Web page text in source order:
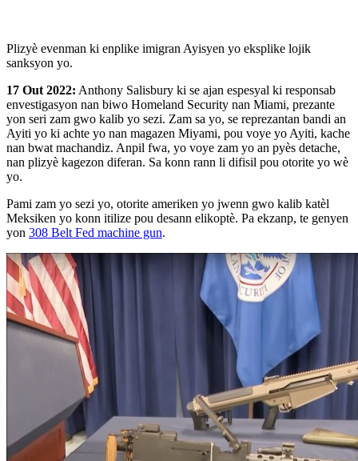
Plizyè evenman ki enplike imigran Ayisyen yo eksplike lojik
sanksyon yo.
17 Out 2022: Anthony Salisbury ki se ajan espesyal ki responsab
envestigasyon nan biwo Homeland Security nan Miami, prezante
yon seri zam gwo kalib yo sezi. Zam sa yo, se reprezantan bandi an
Ayiti yo ki achte yo nan magazen Miyami, pou voye yo Ayiti, kache
nan bwat machandiz. Anpil fwa, yo voye zam yo an pyès detache,
nan plizyè kagezon diferan. Sa konn rann li difisil pou otorite yo wè
yo.
Pami zam yo sezi yo, otorite ameriken yo jwenn gwo kalib katèl
Meksiken yo konn itilize pou desann elikoptè. Pa ekzanp, te genyen
yon 308 Belt Fed machine gun.